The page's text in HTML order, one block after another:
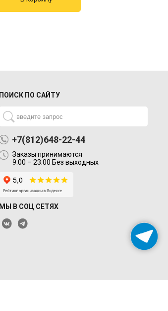
ПОИСК ПО САЙТУ
+7(812)648-22-44
Заказы принимаются
9:00 – 23:00 Без выходных
МЫ В СОЦ СЕТЯХ